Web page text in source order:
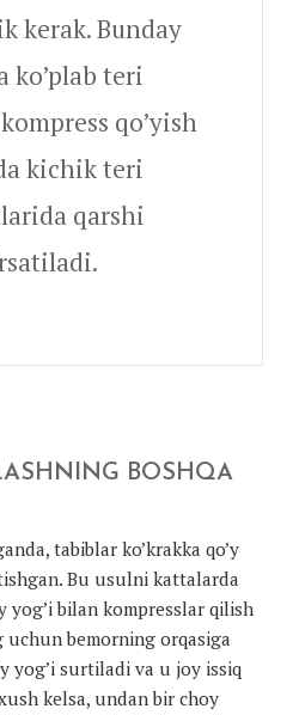
kerak. Bunday
ko’plab teri
qo’yish
kichik teri
qarshi
BOSHQA
tabiblar ko’krakka qo’y
Bu usulni kattalarda
yog’i bilan kompresslar qilish
uchun bemorning orqasiga
yog’i surtiladi va u joy issiq
kelsa, undan bir choy